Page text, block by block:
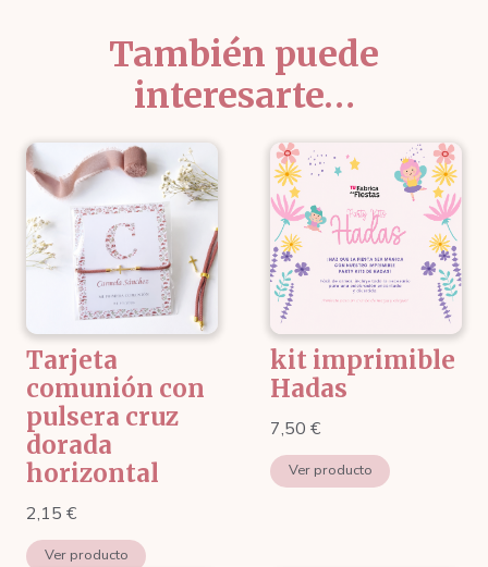
También puede
interesarte…
Tarjeta
comunión con
pulsera cruz
dorada
horizontal
2,15 €
Ver producto
kit imprimible
Hadas
7,50 €
Ver producto